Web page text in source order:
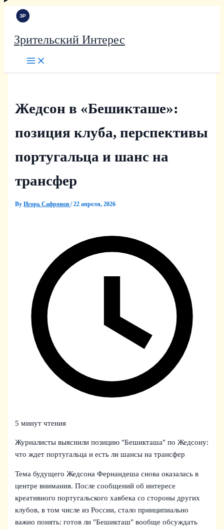
Зрительский Интерес
Жедсон в «Бешикташе»:
позиция клуба, перспективы
португальца и шанс на
трансфер
ByИгорь Сафронов/22 апреля, 2026
5 минут чтения
Журналисты выяснили позицию "Бешикташа" по Жедсону:
что ждет португальца и есть ли шансы на трансфер
Тема будущего Жедсона Фернандеша снова оказалась в
центре внимания. После сообщений об интересе
креативного португальского хавбека со стороны других
клубов, в том числе из России, стало принципиально
важно понять: готов ли "Бешикташ" вообще обсуждать